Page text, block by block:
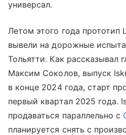
универсал.
Летом этого года прототип
вывели на дорожные
Тольятти. Как рассказывал
Максим Соколов, выпуск
в конце 2024 года, старт
первый квартал 2025 года.
продаваться параллельно с
планируется снять с